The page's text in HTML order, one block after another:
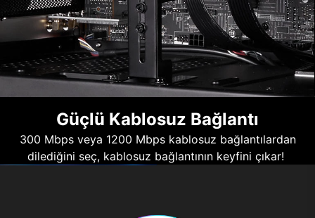
Güçlü Kablosuz Bağlantı
300 Mbps veya 1200 Mbps kablosuz bağlantılardan
dilediğini seç, kablosuz bağlantının keyfini çıkar!